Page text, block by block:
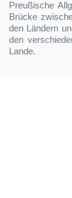
Preußische
Brücke
den Ländern
den
Lande.